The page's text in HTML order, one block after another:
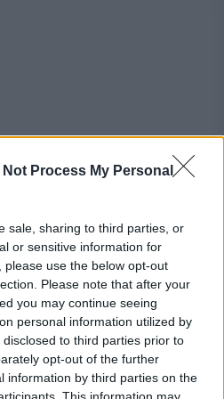
Not Process My Personal
sale, sharing to third parties, or
or sensitive information for
use the below opt-out
Please note that after your
you may continue seeing
personal information utilized by
to third parties prior to
opt-out of the further
information by third parties on the
This information may
noastre